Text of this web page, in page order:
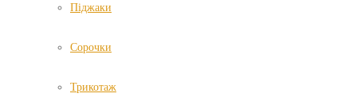
Піджаки
Сорочки
Трикотаж